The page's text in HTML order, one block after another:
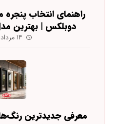
راهنمای انتخاب
دوبلکس | بهترین
۱۴ مرداد ۱۴۰۵
معرفی جدیدترین